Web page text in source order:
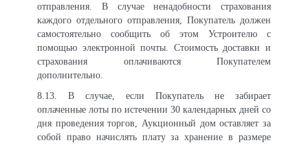
отправления. В случае ненадобности страхования
каждого отдельного отправления, Покупатель должен
самостоятельно сообщить об этом Устроителю с
помощью электронной почты. Стоимость доставки и
страхования оплачиваются Покупателем
дополнительно.
8.13. В случае, если Покупатель не забирает
оплаченные лоты по истечении 30 календарных дней со
дня проведения торгов, Аукционный дом оставляет за
собой право начислять плату за хранение в размере